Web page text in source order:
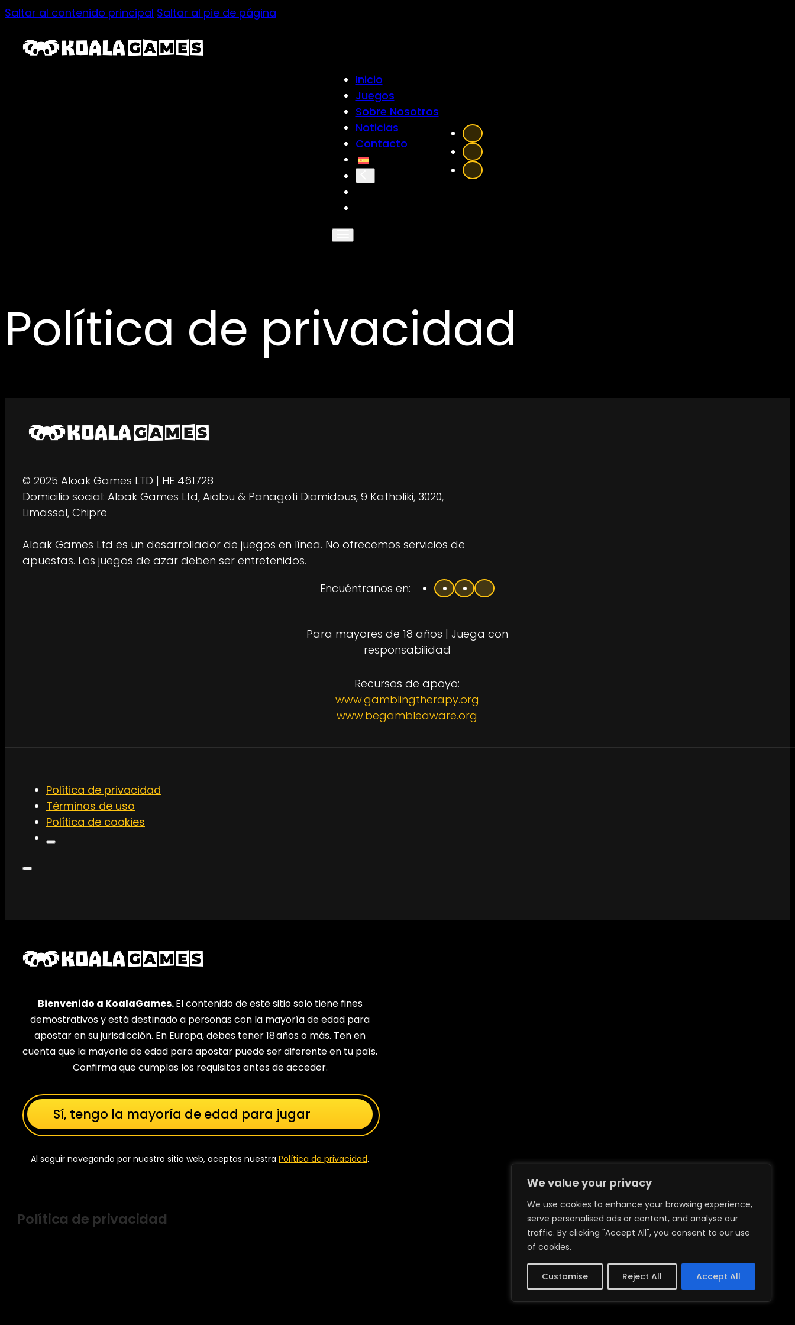
We value your privacy
We use cookies to enhance your browsing experience,
serve personalised ads or content, and analyse our
traffic. By clicking "Accept All", you consent to our use
of cookies.
Customise Reject All Accept All
Saltar al contenido principal Saltar al pie de página
Inicio
Juegos
Sobre Nosotros
Noticias
Contacto
Política de privacidad
© 2025 Aloak Games LTD | HE 461728
Domicilio social: Aloak Games Ltd, Aiolou & Panagoti Diomidous, 9 Katholiki, 3020,
Limassol, Chipre
Aloak Games Ltd es un desarrollador de juegos en línea. No ofrecemos servicios de
apuestas. Los juegos de azar deben ser entretenidos.
Encuéntranos en:
Para mayores de 18 años | Juega con
responsabilidad
Recursos de apoyo:
www.gamblingtherapy.org
www.begambleaware.org
Política de privacidad
Términos de uso
Política de cookies
Bienvenido a KoalaGames.El contenido de este sitio solo tiene fines
demostrativos y está destinado a personas con la mayoría de edad para
apostar en su jurisdicción. En Europa, debes tener 18 años o más. Ten en
cuenta que la mayoría de edad para apostar puede ser diferente en tu país.
Confirma que cumplas los requisitos antes de acceder.
Sí, tengo la mayoría de edad para jugar
Al seguir navegando por nuestro sitio web, aceptas nuestra Política de privacidad.
Política de privacidad